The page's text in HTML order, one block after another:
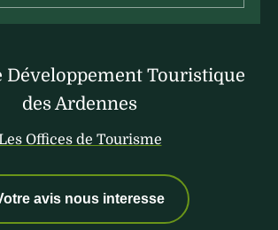
Développement Touristique
des Ardennes
Offices de Tourisme
avis nous interesse